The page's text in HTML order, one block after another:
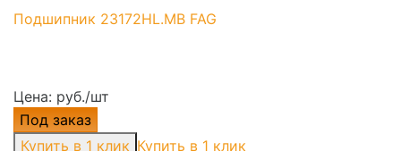
Подшипник 23172HL.MB FAG
Цена: руб./шт
Под заказ
Купить в 1 клик